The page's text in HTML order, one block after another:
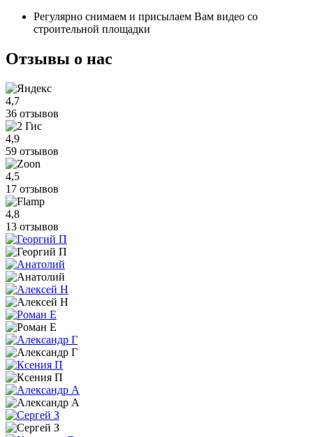
Регулярно снимаем и присылаем Вам видео со
строительной площадки
Отзывы о нас
4,7
36 отзывов
4,9
59 отзывов
4,5
17 отзывов
4,8
13 отзывов